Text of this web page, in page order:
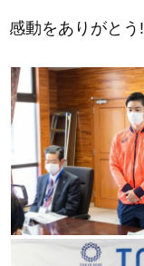
感動をありがとう